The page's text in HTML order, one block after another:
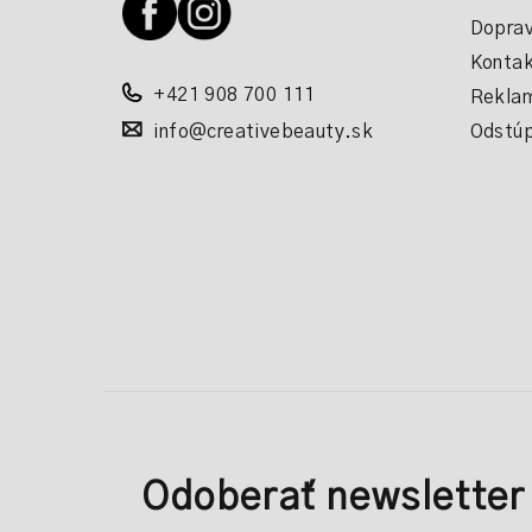
+421 908 700 111
info@creativebeauty.sk
Odoberať newsletter